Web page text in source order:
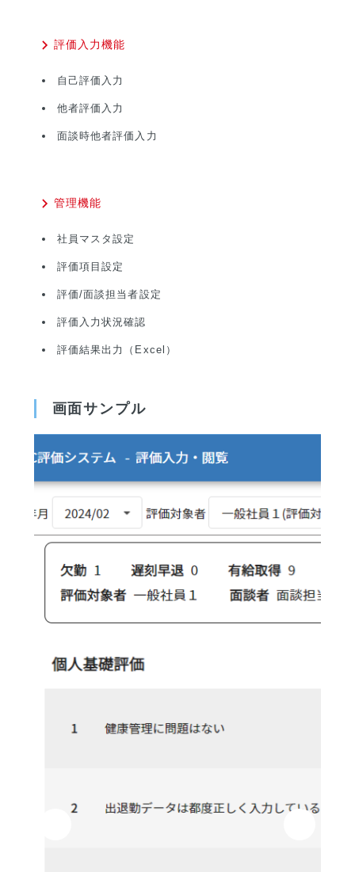
評価入力機能
自己評価入力
他者評価入力
面談時他者評価入力
管理機能
社員マスタ設定
評価項目設定
評価/面談担当者設定
評価入力状況確認
評価結果出力（Excel）
画面サンプル